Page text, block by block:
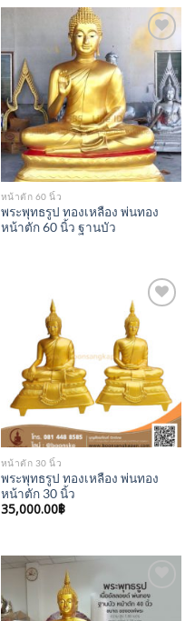
Add to
Wishlist
หน้าตัก 60 นิ้ว
พระพุทธรูป ทองเหลือง พ่นทอง
หน้าตัก 60 นิ้ว ฐานบัว
Add to
Wishlist
หน้าตัก 30 นิ้ว
พระพุทธรูป ทองเหลือง พ่นทอง
หน้าตัก 30 นิ้ว
35,000.00฿
Add to
Wishlist